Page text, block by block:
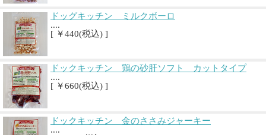
ドッグキッチン ミルクボーロ
....
[ ￥440(税込) ]
ドックキッチン 鶏の砂肝ソフト カットタイプ
....
[ ￥660(税込) ]
ドックキッチン 金のささみジャーキー
....